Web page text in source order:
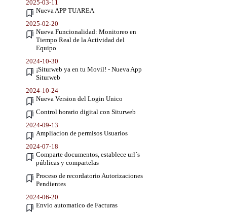
2025-03-11
Nueva APP TUAREA
2025-02-20
Nueva Funcionalidad: Monitoreo en
Tiempo Real de la Actividad del
Equipo
2024-10-30
¡Siturweb ya en tu Movil! - Nueva App
Siturweb
2024-10-24
Nueva Version del Login Unico
Control horario digital con Siturweb
2024-09-13
Ampliacion de permisos Usuarios
2024-07-18
Comparte documentos, establece url´s
públicas y compartelas
Proceso de recordatorio Autorizaciones
Pendientes
2024-06-20
Envio automatico de Facturas